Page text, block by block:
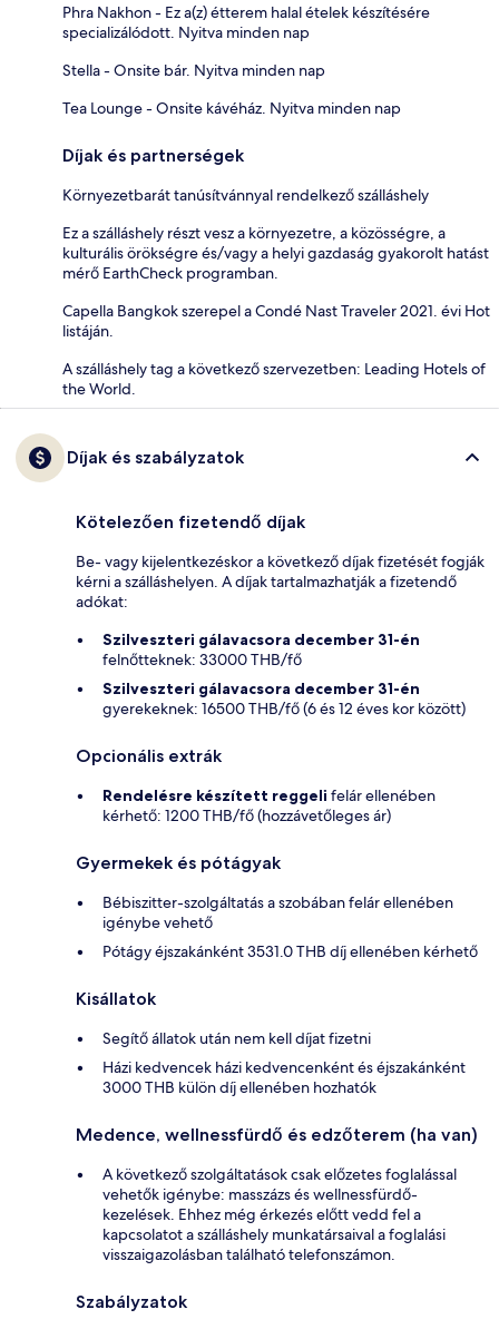
Phra Nakhon - Ez a(z) étterem halal ételek készítésére
specializálódott. Nyitva minden nap
Stella - Onsite bár. Nyitva minden nap
Tea Lounge - Onsite kávéház. Nyitva minden nap
Díjak és partnerségek
Környezetbarát tanúsítvánnyal rendelkező szálláshely
Ez a szálláshely részt vesz a környezetre, a közösségre, a
kulturális örökségre és/vagy a helyi gazdaság gyakorolt hatást
mérő EarthCheck programban.
Capella Bangkok szerepel a Condé Nast Traveler 2021. évi Hot
listáján.
A szálláshely tag a következő szervezetben: Leading Hotels of
the World.
Díjak és szabályzatok
Kötelezően fizetendő díjak
Be- vagy kijelentkezéskor a következő díjak fizetését fogják
kérni a szálláshelyen. A díjak tartalmazhatják a fizetendő
adókat:
Szilveszteri gálavacsora december 31-én
felnőtteknek: 33000 THB/fő
Szilveszteri gálavacsora december 31-én
gyerekeknek: 16500 THB/fő (6 és 12 éves kor között)
Opcionális extrák
Rendelésre készített reggeli felár ellenében
kérhető: 1200 THB/fő (hozzávetőleges ár)
Gyermekek és pótágyak
Bébiszitter-szolgáltatás a szobában felár ellenében
igénybe vehető
Pótágy éjszakánként 3531.0 THB díj ellenében kérhető
Kisállatok
Segítő állatok után nem kell díjat fizetni
Házi kedvencek házi kedvencenként és éjszakánként
3000 THB külön díj ellenében hozhatók
Medence, wellnessfürdő és edzőterem (ha van)
A következő szolgáltatások csak előzetes foglalással
vehetők igénybe: masszázs és wellnessfürdő-
kezelések. Ehhez még érkezés előtt vedd fel a
kapcsolatot a szálláshely munkatársaival a foglalási
visszaigazolásban található telefonszámon.
Szabályzatok